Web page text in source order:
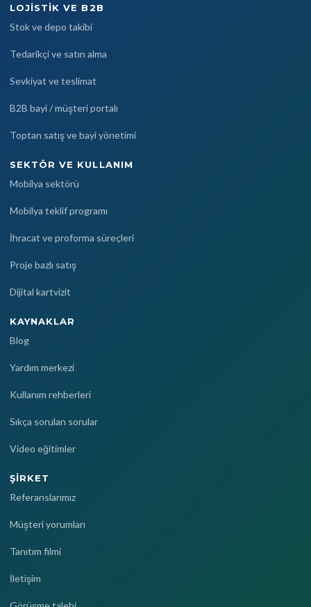
LOJISTIK VE B2B
Stok ve depo takibi
Tedarikçi ve satın alma
Sevkiyat ve teslimat
B2B bayi / müşteri portalı
Toptan satış ve bayi yönetimi
SEKTÖR VE KULLANIM
Mobilya sektörü
Mobilya teklif programı
İhracat ve proforma süreçleri
Proje bazlı satış
Dijital kartvizit
KAYNAKLAR
Blog
Yardım merkezi
Kullanım rehberleri
Sıkça sorulan sorular
Video eğitimler
ŞIRKET
Referanslarımız
Müşteri yorumları
Tanıtım filmi
İletişim